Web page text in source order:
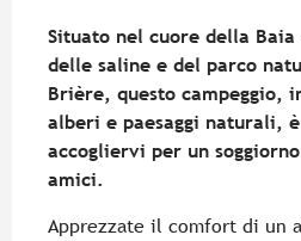
Situato nel cuore della Baia
delle saline e del parco
Brière, questo campeggio,
alberi e paesaggi naturali,
accogliervi per un
amici.
Apprezzate il comfort di un